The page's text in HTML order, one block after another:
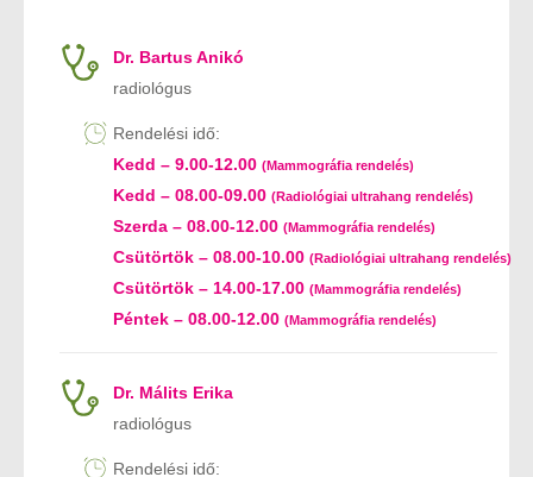
Dr. Bartus Anikó
radiológus
Rendelési idő:
Kedd – 9.00-12.00 (Mammográfia rendelés)
Kedd – 08.00-09.00 (Radiológiai ultrahang rendelés)
Szerda – 08.00-12.00 (Mammográfia rendelés)
Csütörtök – 08.00-10.00 (Radiológiai ultrahang rendelés)
Csütörtök – 14.00-17.00 (Mammográfia rendelés)
Péntek – 08.00-12.00 (Mammográfia rendelés)
Dr. Málits Erika
radiológus
Rendelési idő: